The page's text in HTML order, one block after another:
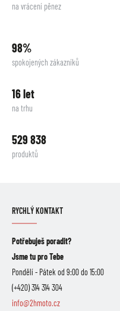
na vrácení pěnez
98%
spokojených zákazníků
16 let
na trhu
529 838
produktů
RYCHLÝ KONTAKT
Potřebuješ poradit?
Jsme tu pro Tebe
Pondělí - Pátek od 9:00 do 15:00
(+420) 314 314 304
info@2hmoto.cz